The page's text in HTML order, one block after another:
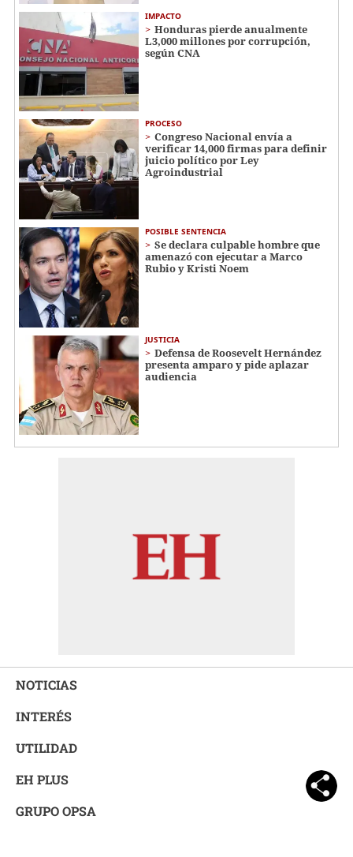
IMPACTO
Honduras pierde anualmente
L3,000 millones por corrupción,
según CNA
PROCESO
Congreso Nacional envía a
verificar 14,000 firmas para definir
juicio político por Ley
Agroindustrial
POSIBLE SENTENCIA
Se declara culpable hombre que
amenazó con ejecutar a Marco
Rubio y Kristi Noem
JUSTICIA
Defensa de Roosevelt Hernández
presenta amparo y pide aplazar
audiencia
NOTICIAS
INTERÉS
UTILIDAD
EH PLUS
GRUPO OPSA